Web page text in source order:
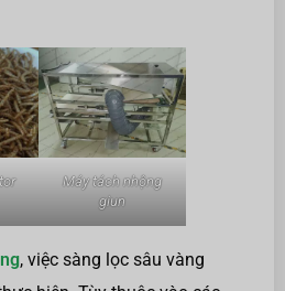
Máy tách nhộng
giun
, việc sàng lọc sâu vàng